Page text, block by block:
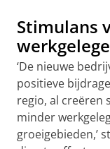
Stimulans
‘De nieuwe
positieve
regio, al creëren
minder
groeigebieden,’